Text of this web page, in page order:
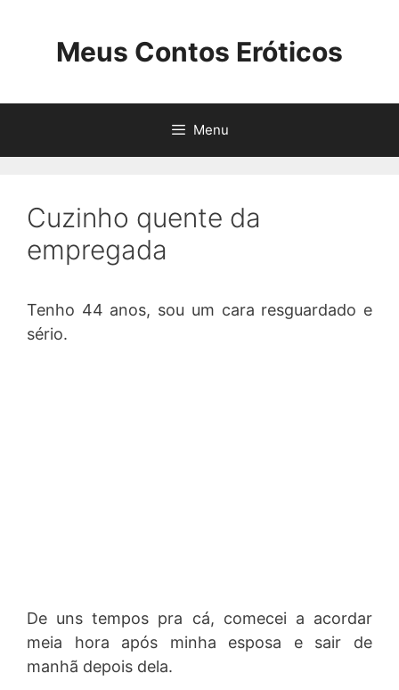
Meus Contos Eróticos
Menu
Cuzinho quente da
empregada
Tenho 44 anos, sou um cara resguardado e
sério.
De uns tempos pra cá, comecei a acordar
meia hora após minha esposa e sair de
manhã depois dela.